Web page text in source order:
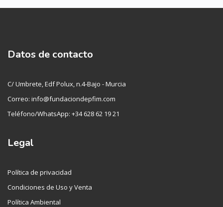
Datos de contacto
C/ Umbrete, Edf Polux, n.4-Bajo - Murcia
Correo: info@fundaciondepfim.com
Teléfono/WhatsApp: +34 628 62 19 21
Legal
Política de privacidad
Condiciones de Uso y Venta
Política Ambiental